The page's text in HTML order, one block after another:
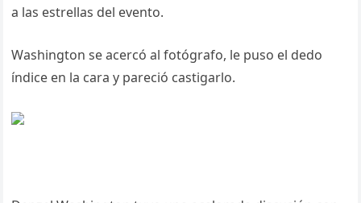
a las estrellas del evento.
Washington se acercó al fotógrafo, le puso el dedo
índice en la cara y pareció castigarlo.